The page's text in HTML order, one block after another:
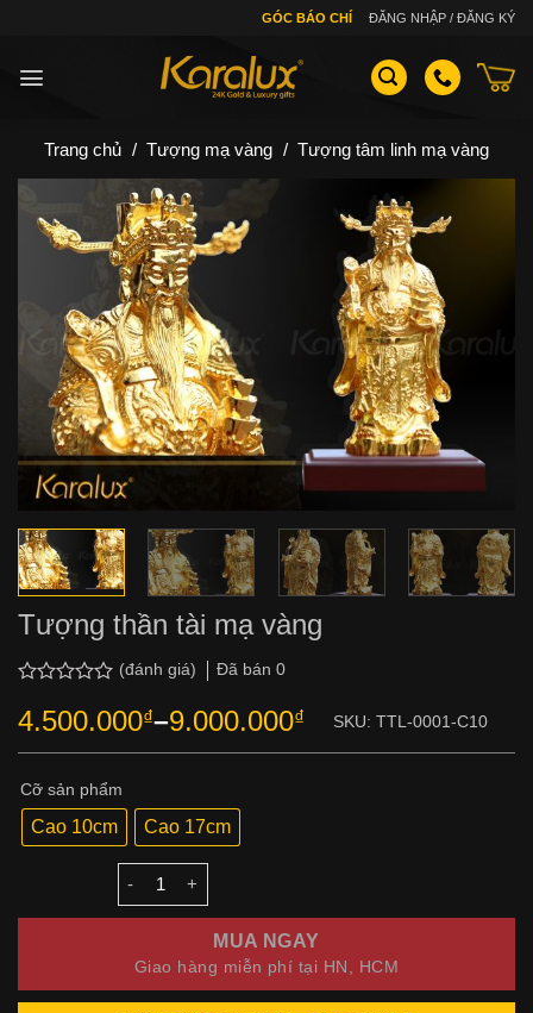
GÓC BÁO CHÍ ĐĂNG NHẬP / ĐĂNG KÝ
Trang chủ / Tượng mạ vàng / Tượng tâm linh mạ vàng
Tượng thần tài mạ vàng
xếp
hạng
0.0
sao
(đánh giá) Đã bán 0
4.500.000₫–9.000.000₫
Khoảng
giá:
từ
4.500.000₫
đến
9.000.000₫
SKU: TTL-0001-C10
Cỡ sản phẩm
Cao 10cm Cao 17cm
MUA NGAY
Giao hàng miễn phí tại HN, HCM